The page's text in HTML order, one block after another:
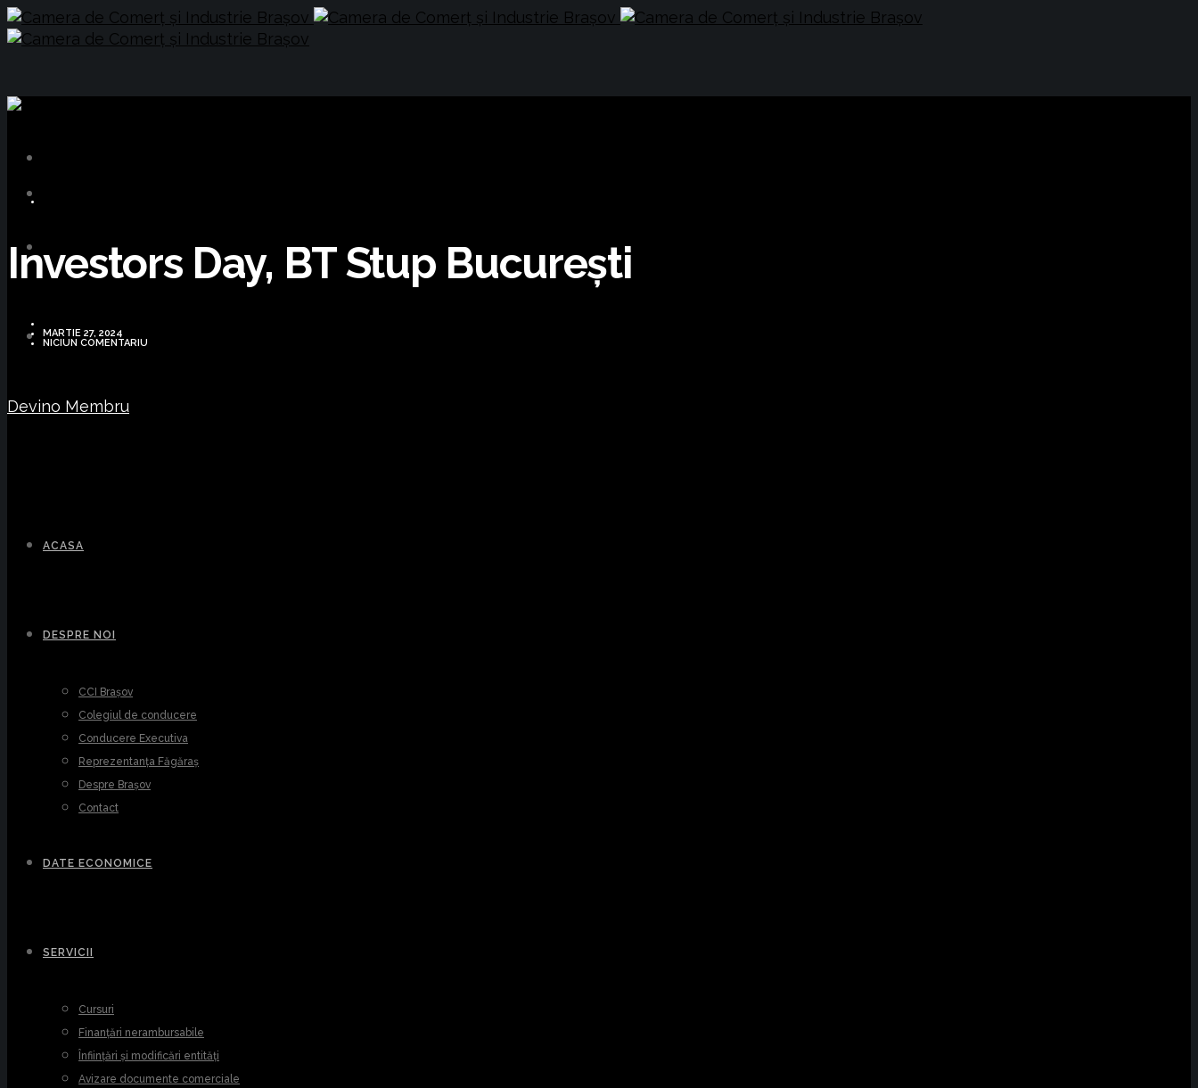
Devino Membru
ACASA
DESPRE NOI
CCI Brașov
Colegiul de conducere
Conducere Executiva
Reprezentanța Făgăraș
Despre Brașov
Contact
DATE ECONOMICE
SERVICII
Cursuri
Finanțări nerambursabile
Înființări și modificări entități
Avizare documente comerciale
Investors Day, BT Stup București
MARTIE 27, 2024
NICIUN COMENTARIU